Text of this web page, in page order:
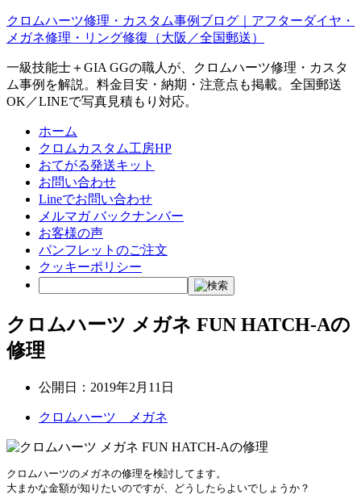
クロムハーツ修理・カスタム事例ブログ｜アフターダイヤ・
メガネ修理・リング修復（大阪／全国郵送）
一級技能士＋GIA GGの職人が、クロムハーツ修理・カスタ
ム事例を解説。料金目安・納期・注意点も掲載。全国郵送
OK／LINEで写真見積もり対応。
ホーム
クロムカスタム工房HP
おてがる発送キット
お問い合わせ
Lineでお問い合わせ
メルマガ バックナンバー
お客様の声
パンフレットのご注文
クッキーポリシー
クロムハーツ メガネ FUN HATCH-Aの
修理
公開日： 2019年2月11日
クロムハーツ メガネ
クロムハーツのメガネの修理を検討してます。
大まかな金額が知りたいのですが、どうしたらよいでしょうか？